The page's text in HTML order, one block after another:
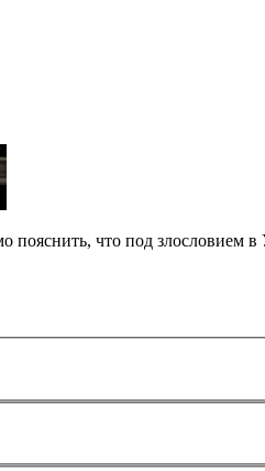
пояснить, что под